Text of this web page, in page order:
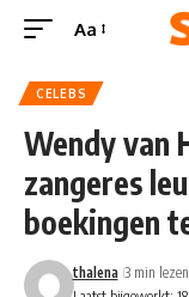
Aa
CELEBS
Wendy van
zangeres
boekingen
thalena 3 min lezen